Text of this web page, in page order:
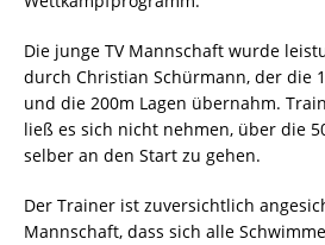
Die junge TV Mannschaft wurde
durch Christian Schürmann, der die
und die 200m Lagen übernahm.
ließ es sich nicht nehmen, über die
selber an den Start zu gehen.
Der Trainer ist zuversichtlich
Mannschaft, dass sich alle